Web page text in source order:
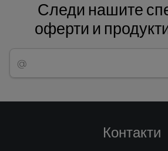
Следи нашите
оферти и
Контакти